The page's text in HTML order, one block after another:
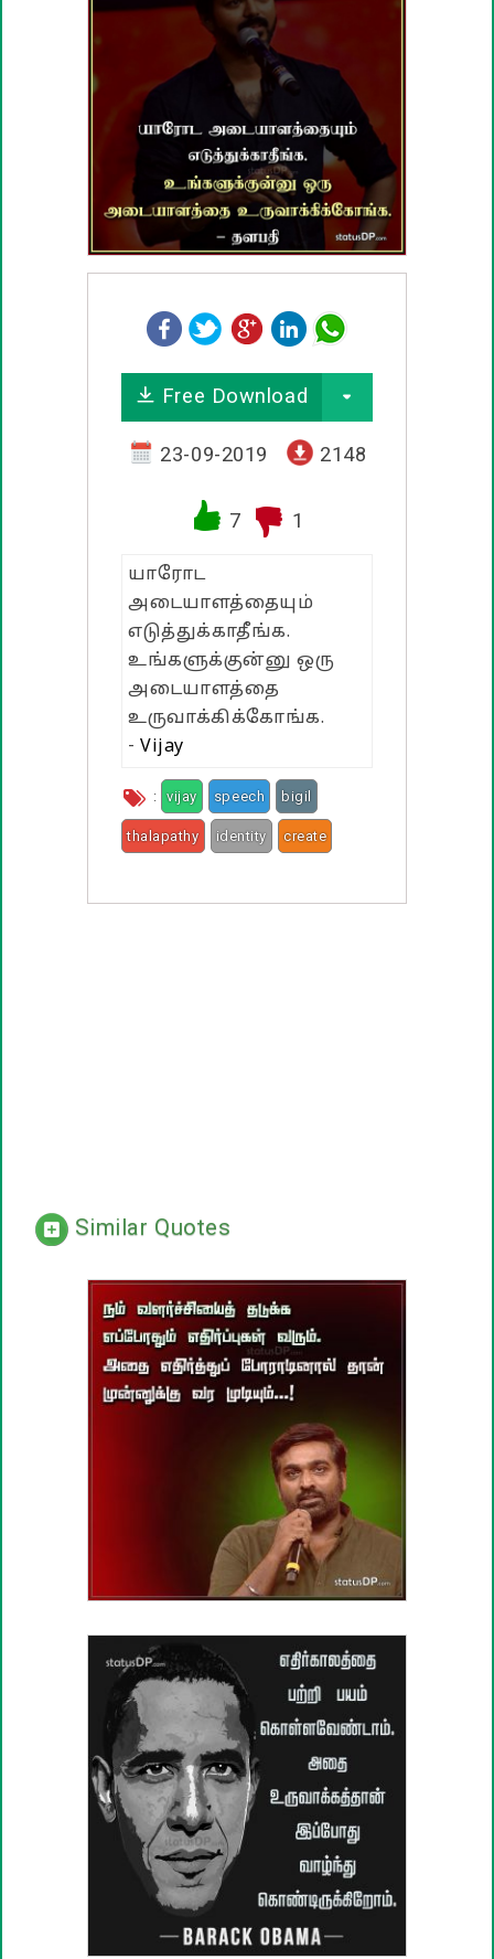
ஊக்கம் / உத்வேக பொன்மொழிகள்
காதல் பொன்மொழிகள்
மகிழ்ச்சி பொன்மொழிகள்
பொதுவான பொன்மொழிகள்
கடவுள் பொன்மொழிகள்
பண்டிகை வாழ்த்துக்கள்
Free Download
23-09-2019 2148
7 1
யாரோட
அடையாளத்தையும்
எடுத்துக்காதீங்க.
உங்களுக்குன்னு ஒரு
அடையாளத்தை
உருவாக்கிக்கோங்க.
-Vijay
: vijay speech bigil
thalapathy identity create
Similar Quotes